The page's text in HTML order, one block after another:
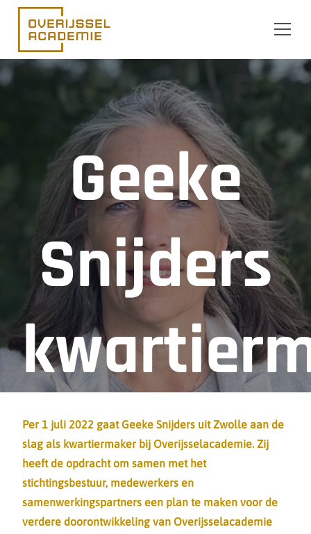
Ga naar de inhoud
Geeke
Snijders
Per 1 juli 2022 gaat Geeke Snijders uit Zwolle aan de
slag als kwartiermaker bij Overijsselacademie. Zij
heeft de opdracht om samen met het
stichtingsbestuur, medewerkers en
samenwerkingspartners een plan te maken voor de
verdere doorontwikkeling van Overijsselacademie